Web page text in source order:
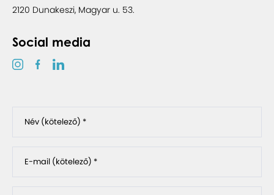
2120 Dunakeszi, Magyar u. 53.
Social media
Név (kötelező) *
E-mail (kötelező) *